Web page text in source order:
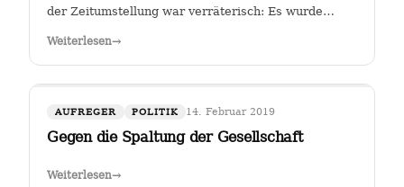
der Zeitumstellung war verräterisch: Es wurde
Weiterlesen→
AUFREGER POLITIK 14. Februar 2019
Gegen die Spaltung der Gesellschaft
Weiterlesen→